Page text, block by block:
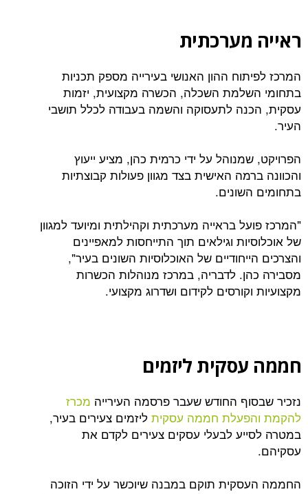
ההון האנושי בעירייה מספק תכניות
השכלה, הכשרה מקצועית, יזמות
לתעסוקה והשמה בעבודה לכלל תושבי
על ידי כרמית כהן, מציע ייעוץ
האישית בצד מגוון פעולות קבוצתיות
בראייה מערכתית וקהילתית ומיועד למגוון
וגילאים תוך התייחסות למאפיינים
של האוכלוסיות השונים בעיר",
לדבריה, במרכז מנוהלות הכשרות
לקידום ושדרוג מקצועי.
ליזמים
החודש שעבר פרסמה העירייהמכרז
חממה עסקיתליזמים צעירים בעיר,
לבעלי עסקים צעירים לקדם את
תוקם במבנה שיוכשר על ידי הזוכה